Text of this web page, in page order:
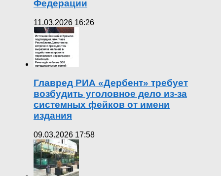
Федерации
11.03.2026 16:26
Главред РИА «Дербент» требует
возбудить уголовное дело из-за
системных фейков от имени
издания
09.03.2026 17:58